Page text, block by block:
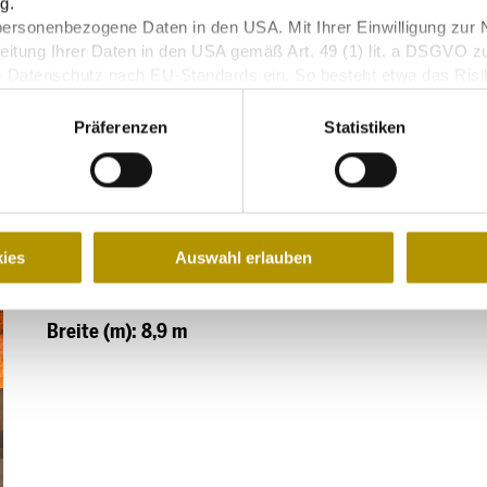
Daten in den USA. Mit Ihrer Einwilligung zur
Ihrer Daten in den USA gemäß Art. 49 (1) lit. a DSGVO
Präferenzen Statistiken
Auswahl erlauben
Reihen
Reihen
Bankett U-Form
- 190 55 200 54
Höhe (m): 5,29 m
Länge (m):
Breite (m): 8,9 m